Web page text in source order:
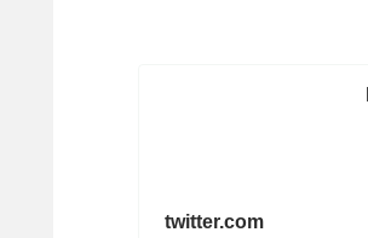
twitter.com